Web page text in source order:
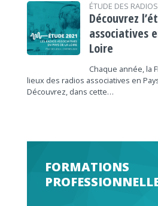
ÉTUDE DES RADIOS
Découvrez
associatives
Loire
Chaque année, la
lieux des radios associatives en
Découvrez, dans cette…
FORMATIONS